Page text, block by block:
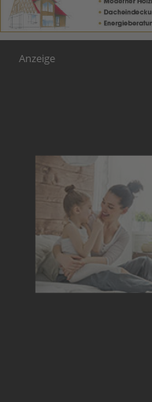
Anzeige